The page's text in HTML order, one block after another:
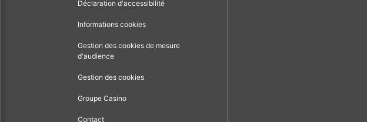
Déclaration d'accessibilité
Informations cookies
Gestion des cookies de mesure
d'audience
Gestion des cookies
Groupe Casino
Contact